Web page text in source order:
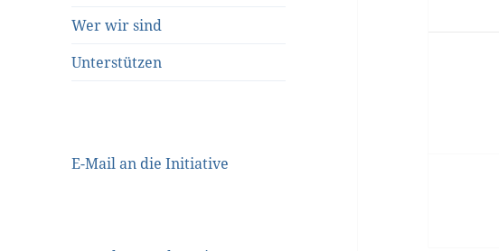
Wer wir sind
Unterstützen
E-Mail an die Initiative